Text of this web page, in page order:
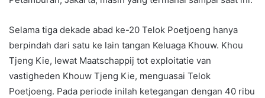
Selama tiga dekade abad ke-20 Telok Poetjoeng hanya
berpindah dari satu ke lain tangan Keluaga Khouw. Khou
Tjeng Kie, lewat Maatschappij tot exploitatie van
vastigheden Khouw Tjeng Kie, menguasai Telok
Poetjoeng. Pada periode inilah ketegangan dengan 40 ribu